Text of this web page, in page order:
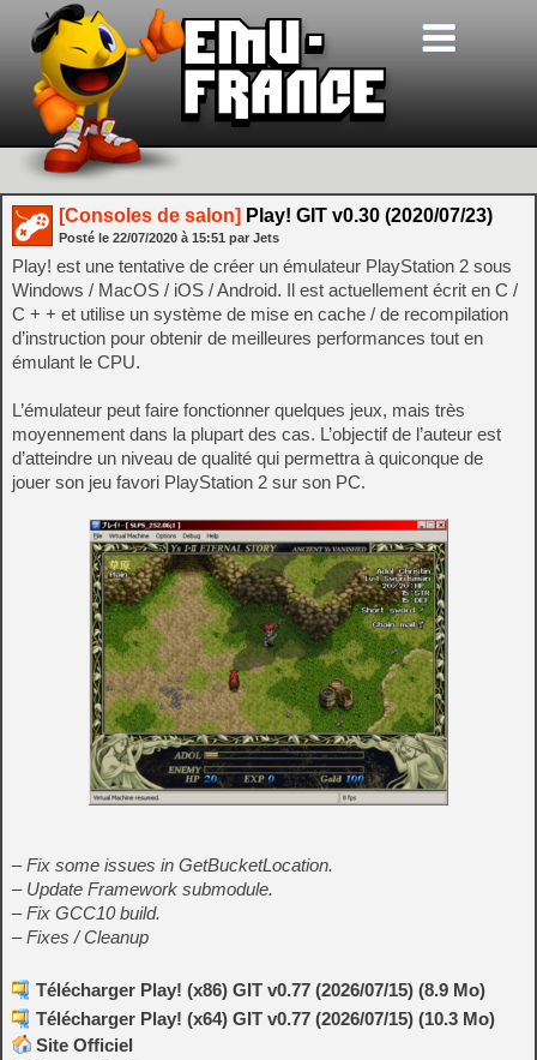
[Consoles de salon] Play! GIT v0.30 (2020/07/23)
Posté le 22/07/2020 à 15:51 par Jets
Play! est une tentative de créer un émulateur PlayStation 2 sous
Windows / MacOS / iOS / Android. Il est actuellement écrit en C /
C + + et utilise un système de mise en cache / de recompilation
d’instruction pour obtenir de meilleures performances tout en
émulant le CPU.
L’émulateur peut faire fonctionner quelques jeux, mais très
moyennement dans la plupart des cas. L’objectif de l’auteur est
d’atteindre un niveau de qualité qui permettra à quiconque de
jouer son jeu favori PlayStation 2 sur son PC.
– Fix some issues in GetBucketLocation.
– Update Framework submodule.
– Fix GCC10 build.
– Fixes / Cleanup
Télécharger Play! (x86) GIT v0.77 (2026/07/15) (8.9 Mo)
Télécharger Play! (x64) GIT v0.77 (2026/07/15) (10.3 Mo)
Site Officiel